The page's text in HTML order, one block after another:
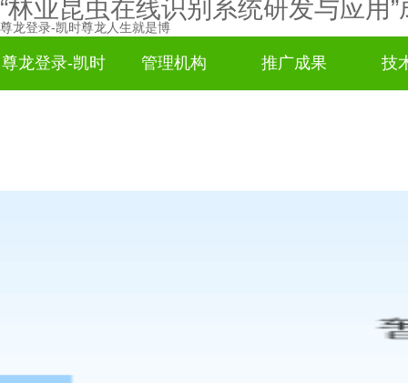
“林业昆虫在线识别系统研发与应用
尊龙登录-凯时尊龙人生就是博
尊龙登录-凯时 管理机构 推广成果 技